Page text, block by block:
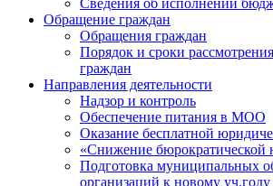
Обращение граждан
Обращения граждан
Порядок и сроки
граждан
Направления деятельности
Надзор и контроль
Обеспечение питания в МОО
Оказание бесплатной
«Снижение бюрократической
Подготовка муниципальных
организаций к новому уч.году